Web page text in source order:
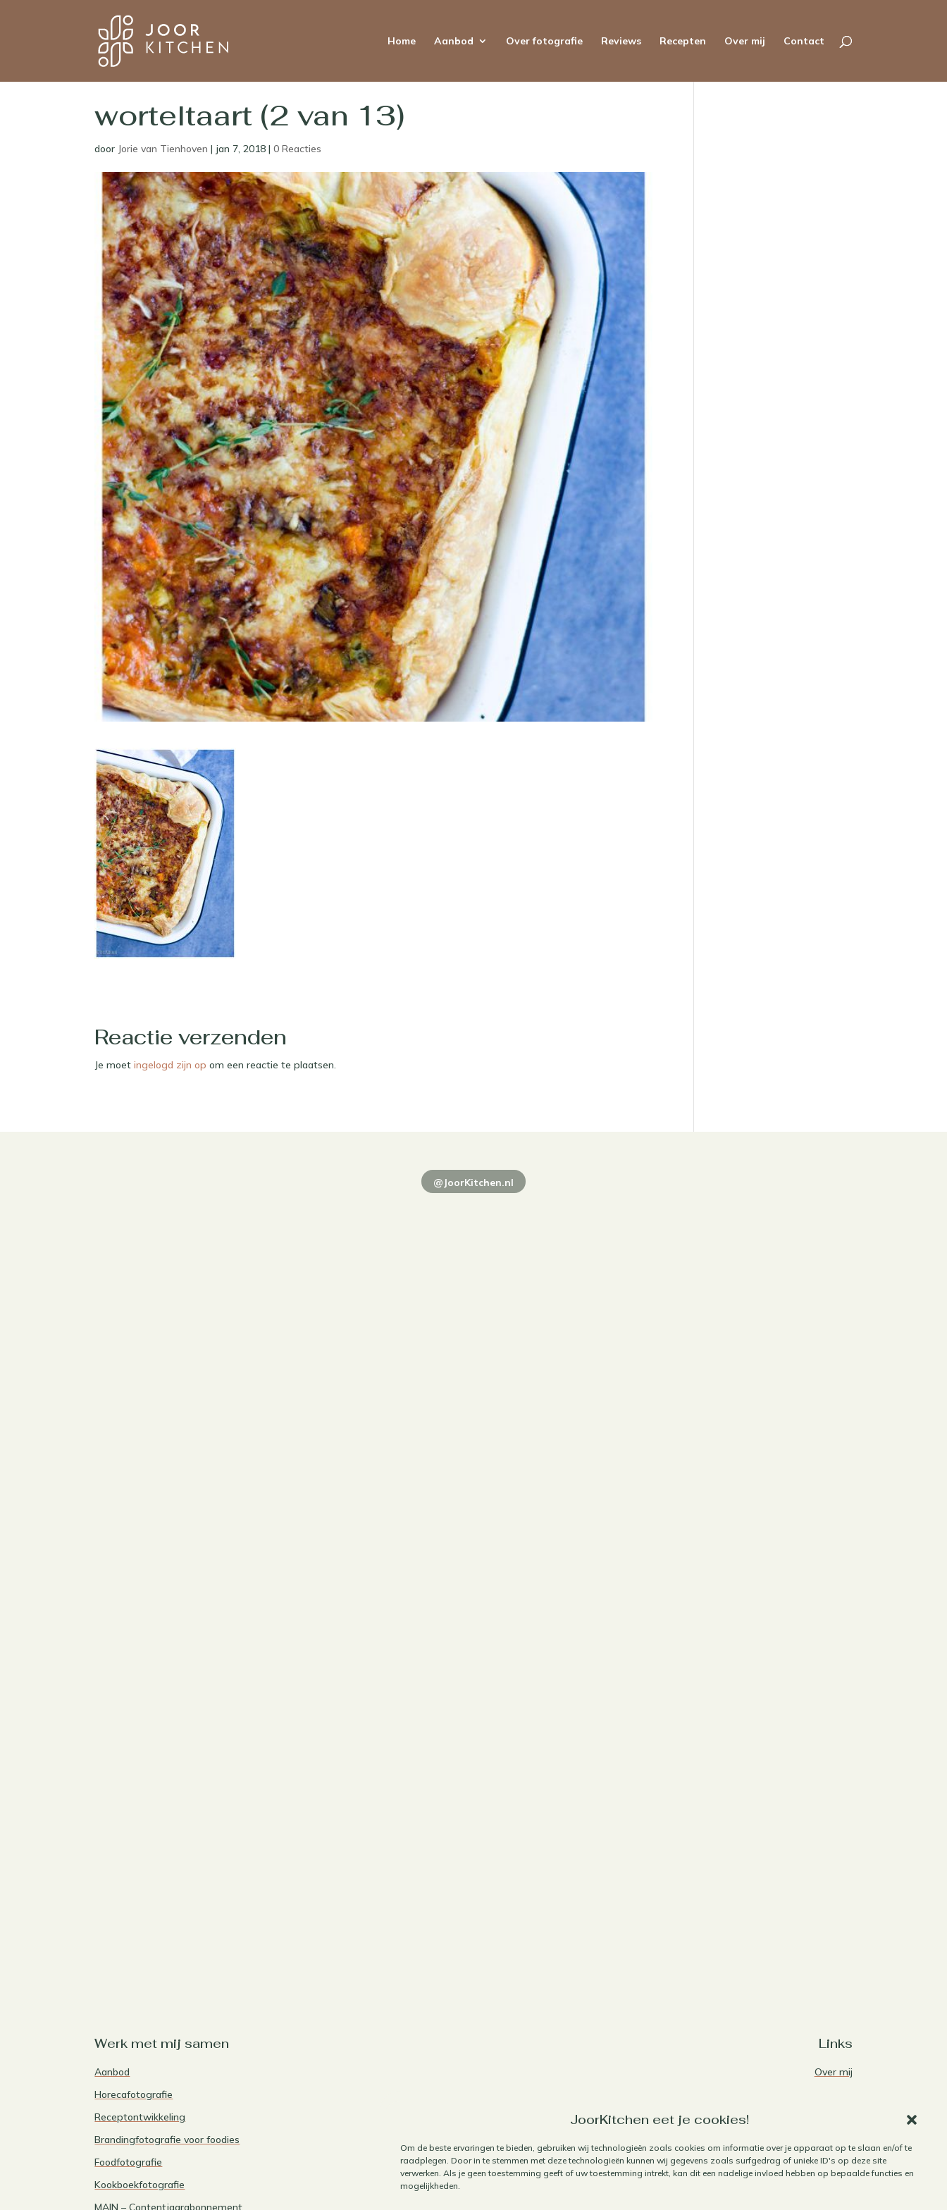
JoorKitchen eet je cookies!
Om de beste ervaringen te bieden, gebruiken wij technologieën zoals cookies om informatie over je apparaat op te slaan en/of te
raadplegen. Door in te stemmen met deze technologieën kunnen wij gegevens zoals surfgedrag of unieke ID's op deze site
verwerken. Als je geen toestemming geeft of uw toestemming intrekt, kan dit een nadelige invloed hebben op bepaalde functies en
mogelijkheden.
Home Aanbod Over fotografie Reviews Recepten Over mij Contact
worteltaart (2 van 13)
door Jorie van Tienhoven | jan 7, 2018 |0 Reacties
Reactie verzenden
Je moetingelogd zijn op om een reactie te plaatsen.
@JoorKitchen.nl
Werk met mij samen
Aanbod
Horecafotografie
Receptontwikkeling
Brandingfotografie voor foodies
Foodfotografie
Kookboekfotografie
MAIN – Contentjaarabonnement
Links
Over mij
Algemene voorwaarden
Cookiebeleid